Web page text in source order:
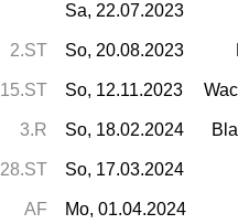
Sa, 22.07.2023
2.ST So, 20.08.2023
15.ST So, 12.11.2023
3.R So, 18.02.2024
28.ST So, 17.03.2024
AF Mo, 01.04.2024